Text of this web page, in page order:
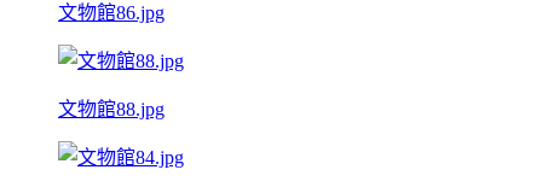
文物館86.jpg
文物館88.jpg